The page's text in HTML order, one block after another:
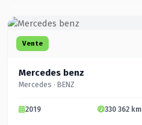
Vente
Mercedes benz
Mercedes · BENZ
2019 330 362 km